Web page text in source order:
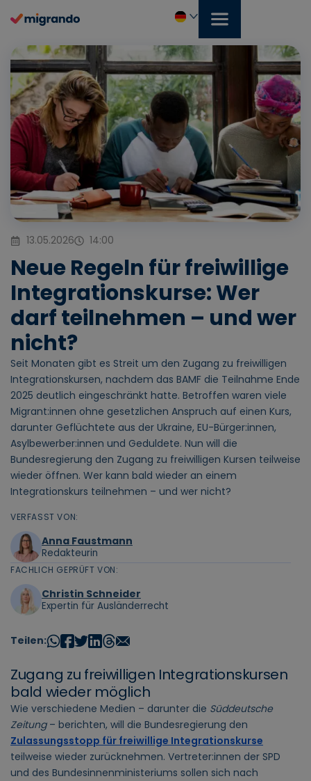
Inhalt
Deutsch
13.05.2026 14:00
Neue Regeln für freiwillige
Integrationskurse: Wer
darf teilnehmen – und wer
nicht?
Seit Monaten gibt es Streit um den Zugang zu freiwilligen
Integrationskursen, nachdem das BAMF die Teilnahme Ende
2025 deutlich eingeschränkt hatte. Betroffen waren viele
Migrant:innen ohne gesetzlichen Anspruch auf einen Kurs,
darunter Geflüchtete aus der Ukraine, EU-Bürger:innen,
Asylbewerber:innen und Geduldete. Nun will die
Bundesregierung den Zugang zu freiwilligen Kursen teilweise
wieder öffnen. Wer kann bald wieder an einem
Integrationskurs teilnehmen – und wer nicht?
VERFASST VON:
Anna Faustmann
Redakteurin
FACHLICH GEPRÜFT VON:
Christin Schneider
Expertin für Ausländerrecht
Teilen:
Zugang zu freiwilligen Integrationskursen
bald wieder möglich
Wie verschiedene Medien – darunter die Süddeutsche
Zeitung– berichten, will die Bundesregierung den
Zulassungsstopp für freiwillige Integrationskurse
teilweise wieder zurücknehmen. Vertreter:innen der SPD
und des Bundesinnenministeriums sollen sich nach